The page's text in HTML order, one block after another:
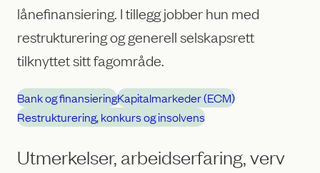
lånefinansiering. I tillegg jobber hun med
restrukturering og generell selskapsrett
tilknyttet sitt fagområde.
Bank og finansieringKapitalmarkeder (ECM)
Restrukturering, konkurs og insolvens
Utmerkelser, arbeidserfaring, verv